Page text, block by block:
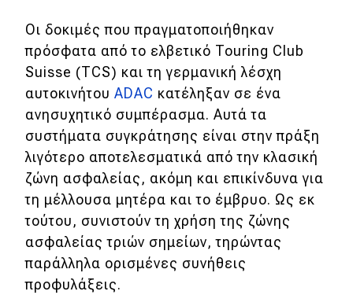
Eco
Νέα
Τεχνολογία
Mobility
Σταθμοί φόρτισης
Classic
Νέα
Οι δοκιμές που πραγματοποιήθηκαν
πρόσφατα από το ελβετικό Touring Club
Suisse (TCS) και τη γερμανική λέσχη
αυτοκινήτου ADAC κατέληξαν σε ένα
ανησυχητικό συμπέρασμα. Αυτά τα
συστήματα συγκράτησης είναι στην πράξη
λιγότερο αποτελεσματικά από την κλασική
ζώνη ασφαλείας, ακόμη και επικίνδυνα για
τη μέλλουσα μητέρα και το έμβρυο. Ως εκ
τούτου, συνιστούν τη χρήση της ζώνης
ασφαλείας τριών σημείων, τηρώντας
παράλληλα ορισμένες συνήθεις
προφυλάξεις.